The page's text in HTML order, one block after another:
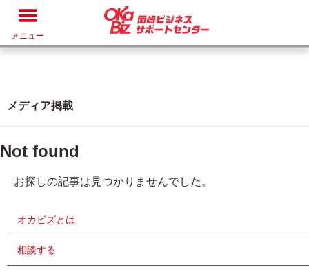
メニュー
メディア掲載
Not found
お探しの記事は見つかりませんでした。
オカビズとは
相談する